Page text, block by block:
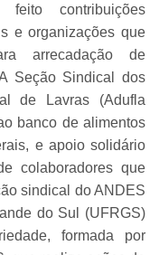
contribuições
e organizações que
arrecadação de
Seção Sindical dos
de Lavras (Adufla
banco de alimentos
e apoio solidário
colaboradores que
sindical do ANDES
do Sul (UFRGS)
formada por